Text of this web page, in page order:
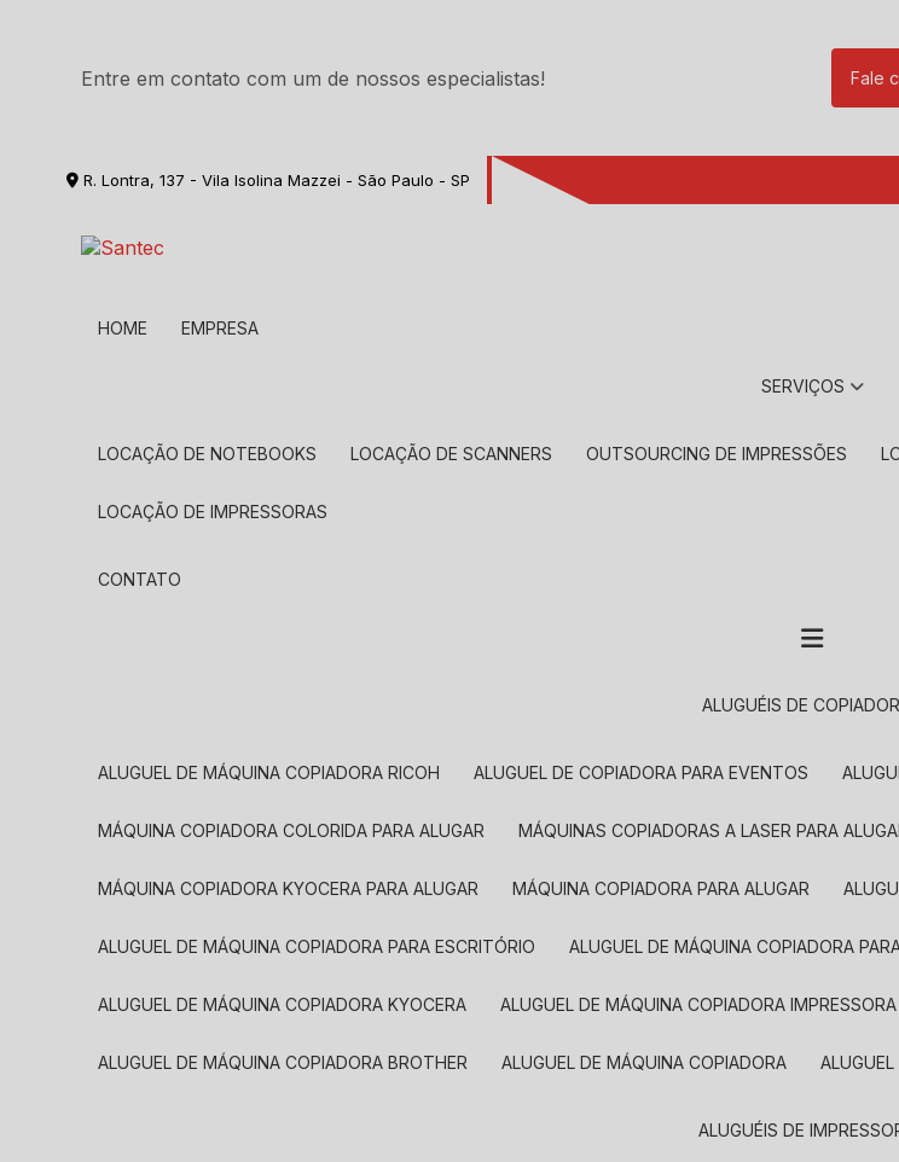
Entre em contato com um de nossos especialistas! Fale
R. Lontra, 137 - Vila Isolina Mazzei - São Paulo - SP
HOME EMPRESA
SERVIÇOS
LOCAÇÃO DE NOTEBOOKS LOCAÇÃO DE SCANNERS OUTSOURCING DE IMPRESSÕES
LOCAÇÃO DE IMPRESSORAS
CONTATO
ALUGUÉIS DE
ALUGUEL DE MÁQUINA COPIADORA RICOH ALUGUEL DE COPIADORA PARA EVENTOS
MÁQUINA COPIADORA COLORIDA PARA ALUGAR MÁQUINAS COPIADORAS A LASER PARA
MÁQUINA COPIADORA KYOCERA PARA ALUGAR MÁQUINA COPIADORA PARA ALUGAR
ALUGUEL DE MÁQUINA COPIADORA PARA ESCRITÓRIO ALUGUEL DE MÁQUINA COPIADORA
ALUGUEL DE MÁQUINA COPIADORA KYOCERA ALUGUEL DE MÁQUINA COPIADORA IMPRESSORA
ALUGUEL DE MÁQUINA COPIADORA BROTHER ALUGUEL DE MÁQUINA COPIADORA
ALUGUÉIS DE